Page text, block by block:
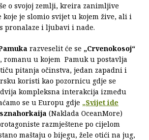
o svojoj zemlji, kreira zanimljive
koje je slomio svijet u kojem žive, ali i
pronalaze i ljubavi i nade.
razveselit će se „Crvenokosoj“
romanu u kojem Pamuk u postavlja
pitanja očinstva, jedan zapadni i
koristi kao pozornicu gdje se
kompleksna interakcija između
se u Europu gdje „Svijet ide
(Naklada OceanMore)
razmještene po cijelom
maštaju o bijegu, žele otići na jug,